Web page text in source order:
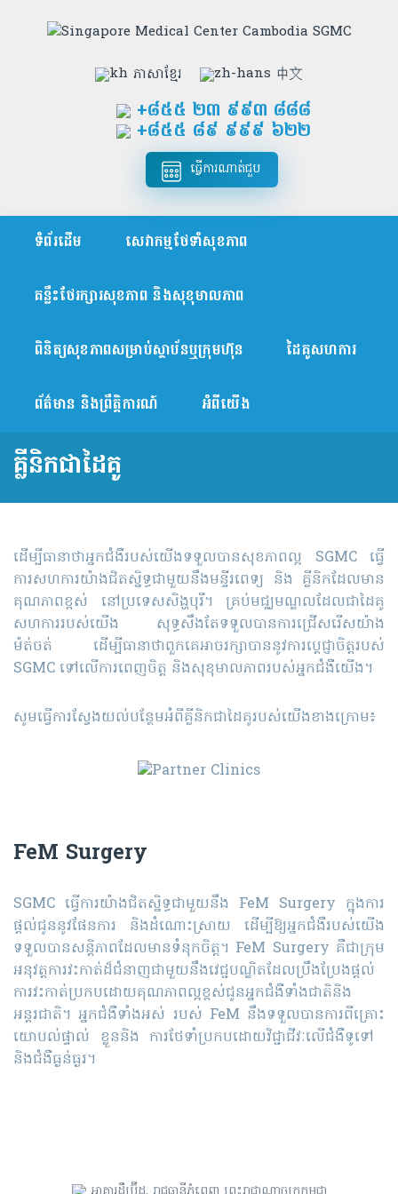
ភាសាខ្មែរ 中文
+៨៥៥​ ២៣ ៩៩៣ ៨៨៨
+៨៥៥ ៨៩ ៩៩៩ ៦២២
ធ្វើការណាត់ជួប
ទំព័រដើម សេវាកម្មថែទាំសុខភាព
គន្លឹះថែរក្សារសុខភាព និងសុខុមាលភាព
ពិនិត្យសុខភាពសម្រាប់ស្ថាប័នឬក្រុមហ៊ុន ដៃគូសហការ
ព័ត៌មាន និងព្រឹត្តិការណ៍ អំពីយើង
គ្លីនិកជាដៃគូ
ដើម្បីធានាថាអ្នកជំងឺរបស់យើងទទួលបានសុខភាពល្អ SGMC ​ធ្វើ
ការ​សហការយ៉ាងជិត​ស្និទ្ធ​ជាមួយ​នឹង​មន្ទីរ​ពេទ្យ​ និ​ង​ ​គ្លីនិក​ដែល​​មាន
គុណភាពខ្ពស់ នៅប្រទេសសិង្ហបុរី។​ គ្រប់មជ្ឈមណ្ឌល​ដែលជាដៃគូ
សហការ​របស់​​យើង​​ សុទ្ធ​សឹង​​​តែ​ទទួល​បាន​ការជ្រើសរើស​យ៉ាង
ម៉ត់ចត់​ ដើម្បីធានាថាពួកគេអាច​រក្សា​បាន​នូវ​ការ​ប្តេជ្ញា​ចិត្តរបស់
SGMC ​ទៅ​​លើ​ការ​ពេញ​ចិ​ត្ត​ និងសុខុមាលភាពរបស់អ្នកជំងឺយើង។
សូមធ្វើការស្វែងយល់បន្ថែមអំពីគ្លីនិកជាដៃគូរបស់យើងខាងក្រោម៖
FeM Surgery
SGMC ​ធ្វើការយ៉ាងជិតស្និទ្ធជាមួយនឹង FeM Surgery ​ក្នុងការ
ផ្តល់ជូននូវផែនការ​ និង​ដំណោះស្រាយ​ ​ដើ​ម្បី​​​ឱ្យ​អ្នក​ជំងឺ​របស់​យើង
ទទួលបានសន្តិភាពដែលមានទំនុកចិត្ត។ FeM Surgery គឺ​ជាក្រុម​
អនុវត្ត​ការ​វះកាត់​ដ៏​ជំ​នាញ​​​ជាមួយ​នឹង​វេជ្ជបណ្ឌិត​ដែលប្រឹងប្រែងផ្តល់
ការវះកាត់​ប្រកបដោយគុណភាព​ល្អខ្ពស់​ជូនអ្នក​ជំងឺ​ទាំង​ជាតិ​និង​
អន្តរជាតិ។ អ្នក​ជំងឺ​​ទាំងអស់​ របស់ FeM ​នឹងទទួលបានការពីគ្រោះ
យោបល់ផ្ទាល់ ខ្លួននិង ​ការ​ថែ​ទាំ​ប្រកប​​ដោយវិជ្ជាជីវៈ​លើ​ជំងឺ​ទូទៅ​​ ​
និងជំងឺធ្ងន់ធ្ងរ។